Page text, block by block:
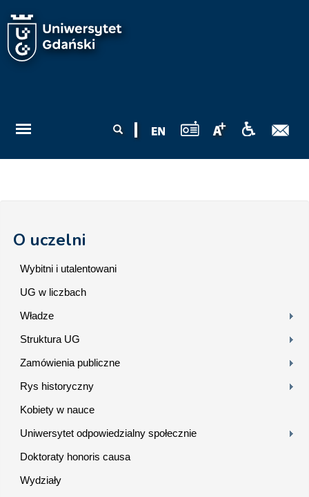
wyszukiwania
O uczelni
Wybitni i utalentowani
UG w liczbach
Władze
Struktura UG
Zamówienia publiczne
Rys historyczny
Kobiety w nauce
Uniwersytet odpowiedzialny społecznie
Doktoraty honoris causa
Wydziały